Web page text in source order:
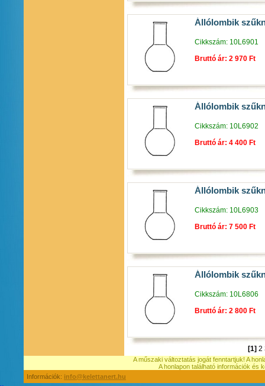
Állólombik
Cikkszám: 10L6901
Bruttó ár: 2 970 Ft
Állólombik
Cikkszám: 10L6902
Bruttó ár: 4 400 Ft
Állólombik
Cikkszám: 10L6903
Bruttó ár: 7 500 Ft
Állólombik
Cikkszám: 10L6806
Bruttó ár: 2 800 Ft
[1] 2
A műszaki változtatás jogát fenntartjuk! A
A honlapon található információk és
Információk: info@kelettanert.hu